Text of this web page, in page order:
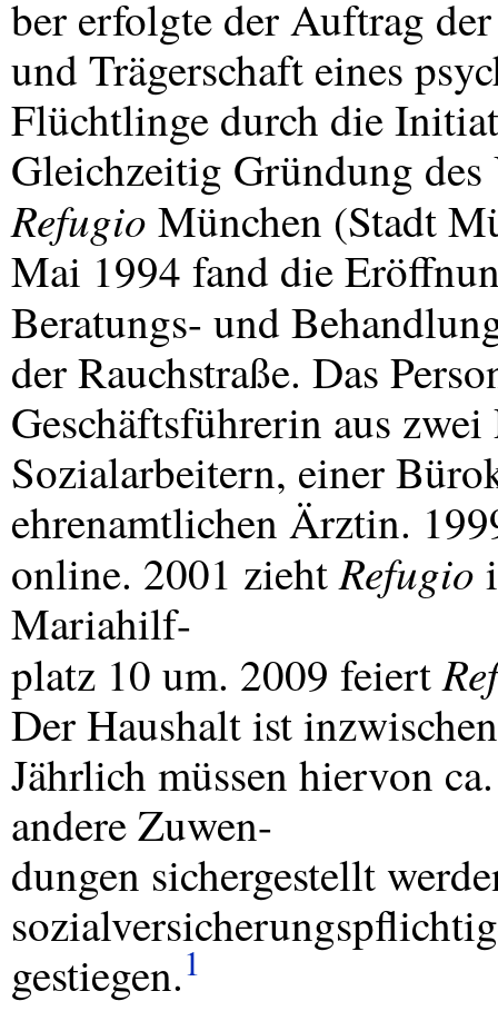
ber erfolgte der Auftrag
und Trägerschaft eines
Flüchtlinge durch die
Gleichzeitig Gründung
Refugio München (Stadt
Mai 1994 fand die
Beratungs- und
der Rauchstraße. Das
Geschäftsführerin aus
Sozialarbeitern, einer
ehrenamtlichen Ärztin.
online. 2001 ziehtRefugio
Mariahilf-
platz 10 um. 2009 feiert
Der Haushalt ist
Jährlich müssen hiervon
andere Zuwen-
dungen sichergestellt
gestiegen.1